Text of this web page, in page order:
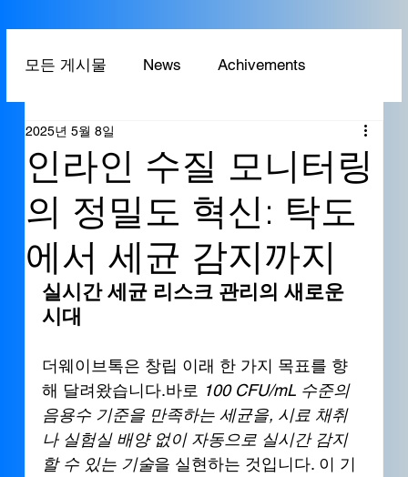
모든 게시물 News Achivements
Technology
인라인 수질 모니터링
의 정밀도 혁신: 탁도
에서 세균 감지까지
2025년 5월 8일
실시간 세균 리스크 관리의 새로운
시대
더웨이브톡은 창립 이래 한 가지 목표를 향
해 달려왔습니다.바로 100 CFU/mL 수준의
음용수 기준을 만족하는 세균을, 시료 채취
나 실험실 배양 없이 자동으로 실시간 감지
할 수 있는 기술을 실현하는 것입니다. 이 기